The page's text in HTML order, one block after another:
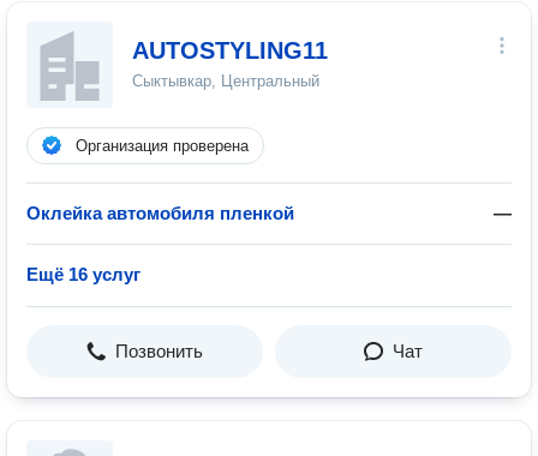
AUTOSTYLING11
Сыктывкар, Центральный
Организация проверена
Оклейка автомобиля пленкой —
Ещё 16 услуг
Позвонить Чат